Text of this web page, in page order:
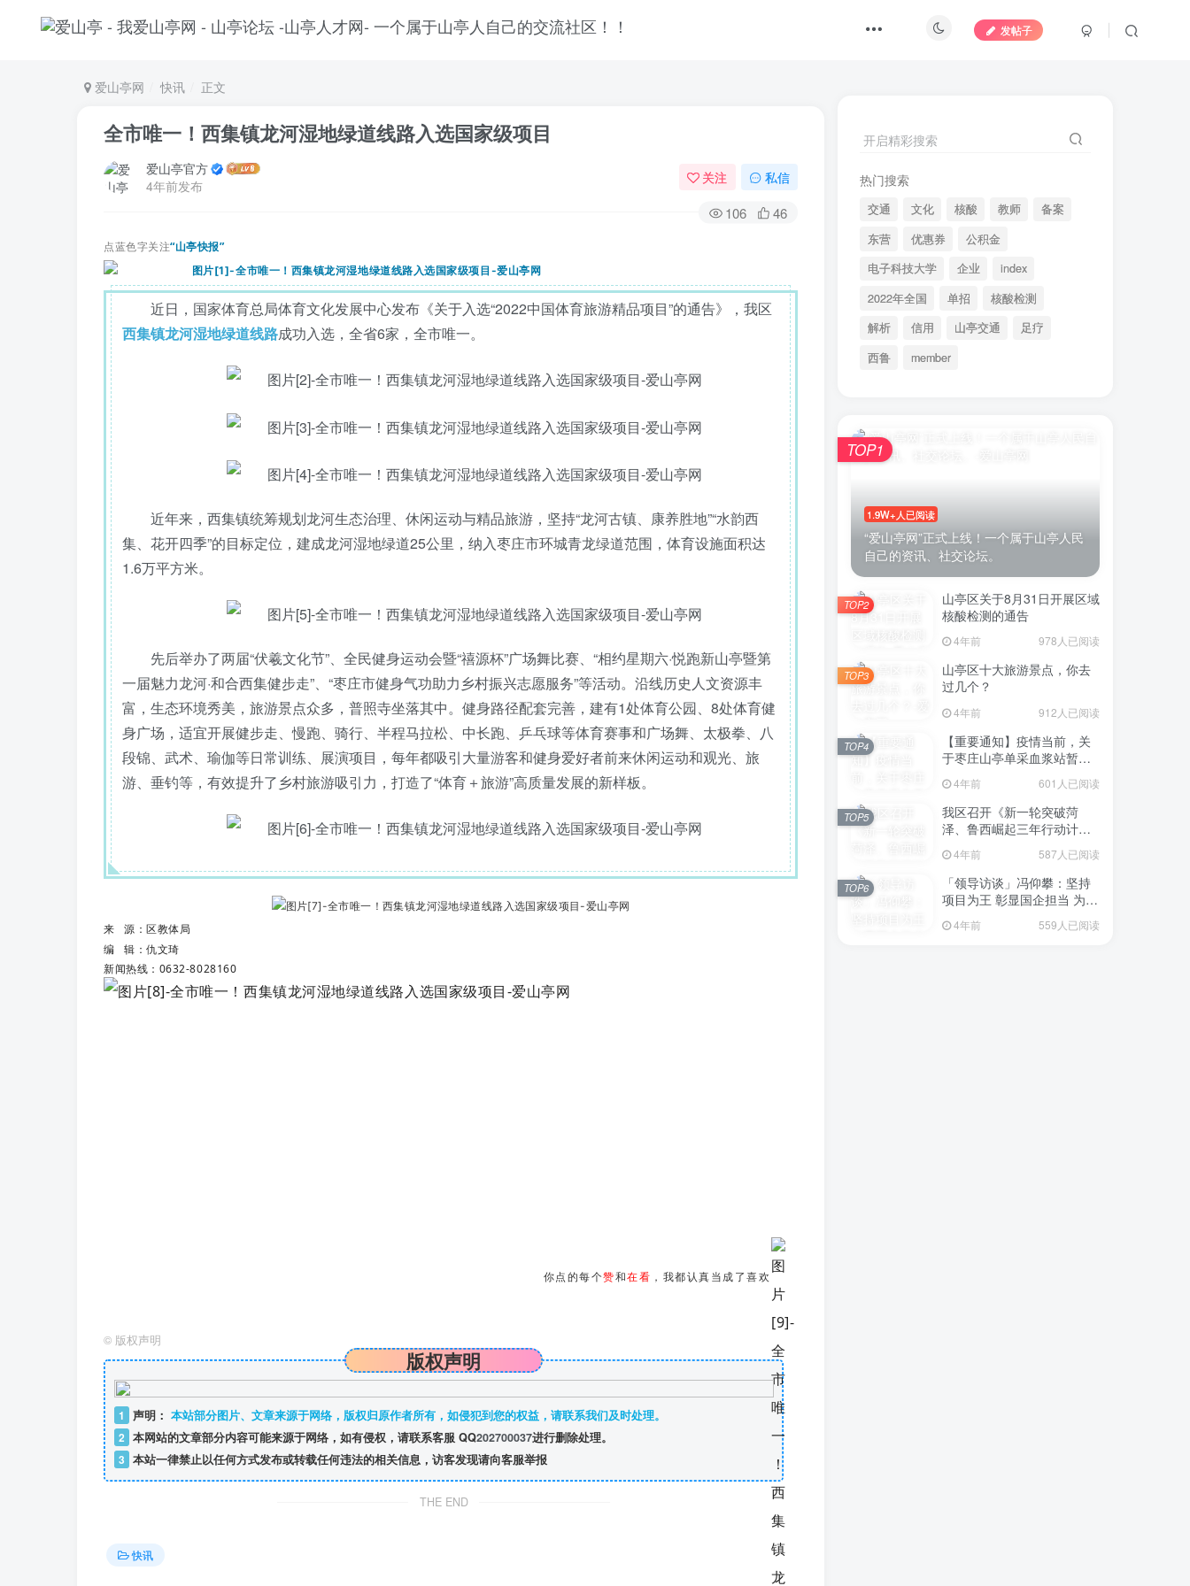
发帖子
爱山亭网 快讯 正文
全市唯一！西集镇龙河湿地绿道线路入选国家级项目
爱山亭官方
4年前发布
关注 私信
106 46
点蓝色字关注“山亭快报”
近日，国家体育总局体育文化发展中心发布《关于入选“2022中国体育旅游精品项目”的通告》，我区
西集镇龙河湿地绿道线路成功入选，全省6家，全市唯一。
近年来，西集镇统筹规划龙河生态治理、休闲运动与精品旅游，坚持“龙河古镇、康养胜地”“水韵西
集、花开四季”的目标定位，建成龙河湿地绿道25公里，纳入枣庄市环城青龙绿道范围，体育设施面积达
1.6万平方米。
先后举办了两届“伏羲文化节”、全民健身运动会暨“禧源杯”广场舞比赛、“相约星期六·悦跑新山亭暨第
一届魅力龙河·和合西集健步走”、“枣庄市健身气功助力乡村振兴志愿服务”等活动。沿线历史人文资源丰
富，生态环境秀美，旅游景点众多，普照寺坐落其中。健身路径配套完善，建有1处体育公园、8处体育健
身广场，适宜开展健步走、慢跑、骑行、半程马拉松、中长跑、乒乓球等体育赛事和广场舞、太极拳、八
段锦、武术、瑜伽等日常训练、展演项目，每年都吸引大量游客和健身爱好者前来休闲运动和观光、旅
游、垂钓等，有效提升了乡村旅游吸引力，打造了“体育＋旅游”高质量发展的新样板。
来 源：区教体局
编 辑：仇文琦
新闻热线：0632-8028160
你点的每个赞和在看 ，我都认真当成了喜欢
© 版权声明
版权声明
1 声明： 本站部分图片、文章来源于网络，版权归原作者所有，如侵犯到您的权益，请联系我们及时处理。
2 本网站的文章部分内容可能来源于网络，如有侵权，请联系客服 QQ202700037进行删除处理。
3 本站一律禁止以任何方式发布或转载任何违法的相关信息，访客发现请向客服举报
THE END
快讯
开启精彩搜索
热门搜索
交通 文化 核酸 教师
备案
东营
优惠券
公积金
电子科技大学
企业
index
2022年全国
单招
核酸检测
解析
信用 山亭交通
足疗
西鲁
member
1.9W+人已阅读
“爱山亭网”正式上线！一个属于山亭人民
自己的资讯、社交论坛。
TOP1
山亭区关于8月31日开展区域
核酸检测的通告
4年前 978人已阅读
TOP2
山亭区十大旅游景点，你去
过几个？
4年前 912人已阅读
TOP3
【重要通知】疫情当前，关
于枣庄山亭单采血浆站暂停
4年前 601人已阅读
TOP4
我区召开《新一轮突破菏
泽、鲁西崛起三年行动计划
意见稿）政策分析研判会议
4年前 587人已阅读
TOP5
「领导访谈」冯仰攀：坚持
项目为王 彰显国企担当 为全
点项目建设贡献“交发力量”
4年前 559人已阅读
TOP6